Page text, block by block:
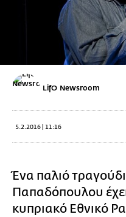
LifO Newsroom
5.2.2016 | 11:16
Ένα παλιό
Παπαδόπουλου
κυπριακό Εθνικό